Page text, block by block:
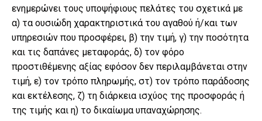
ενημερώνει τους υποψήφιους πελάτες του σχετικά με
α) τα ουσιώδη χαρακτηριστικά του αγαθού ή/και των
υπηρεσιών που προσφέρει, β) την τιμή, γ) την ποσότητα
και τις δαπάνες μεταφοράς, δ) τον φόρο
προστιθέμενης αξίας εφόσον δεν περιλαμβάνεται στην
τιμή, ε) τον τρόπο πληρωμής, στ) τον τρόπο παράδοσης
και εκτέλεσης, ζ) τη διάρκεια ισχύος της προσφοράς ή
της τιμής και η) το δικαίωμα υπαναχώρησης.